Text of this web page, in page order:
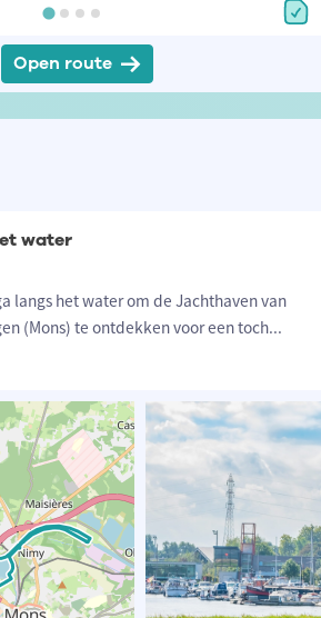
Open route
water
langs het water om de Jachthaven van
(Mons) te ontdekken voor een toch...